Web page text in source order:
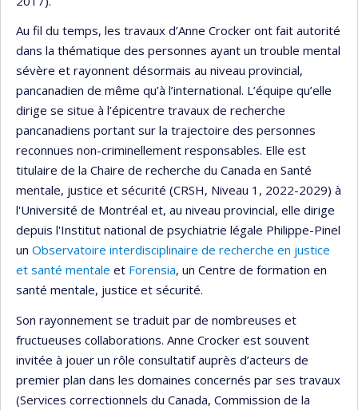
Au fil du temps, les travaux d’Anne Crocker ont fait autorité
dans la thématique des personnes ayant un trouble mental
sévère et rayonnent désormais au niveau provincial,
pancanadien de même qu’à l’international. L’équipe qu’elle
dirige se situe à l’épicentre travaux de recherche
pancanadiens portant sur la trajectoire des personnes
reconnues non-criminellement responsables. Elle est
titulaire de la Chaire de recherche du Canada en Santé
mentale, justice et sécurité (CRSH, Niveau 1, 2022-2029) à
l'Université de Montréal et, au niveau provincial, elle dirige
depuis l'Institut national de psychiatrie légale Philippe-Pinel
un Observatoire interdisciplinaire de recherche en justice
et santé mentale et Forensia, un Centre de formation en
santé mentale, justice et sécurité.
Son rayonnement se traduit par de nombreuses et
fructueuses collaborations. Anne Crocker est souvent
invitée à jouer un rôle consultatif auprès d’acteurs de
premier plan dans les domaines concernés par ses travaux
(Services correctionnels du Canada, Commission de la